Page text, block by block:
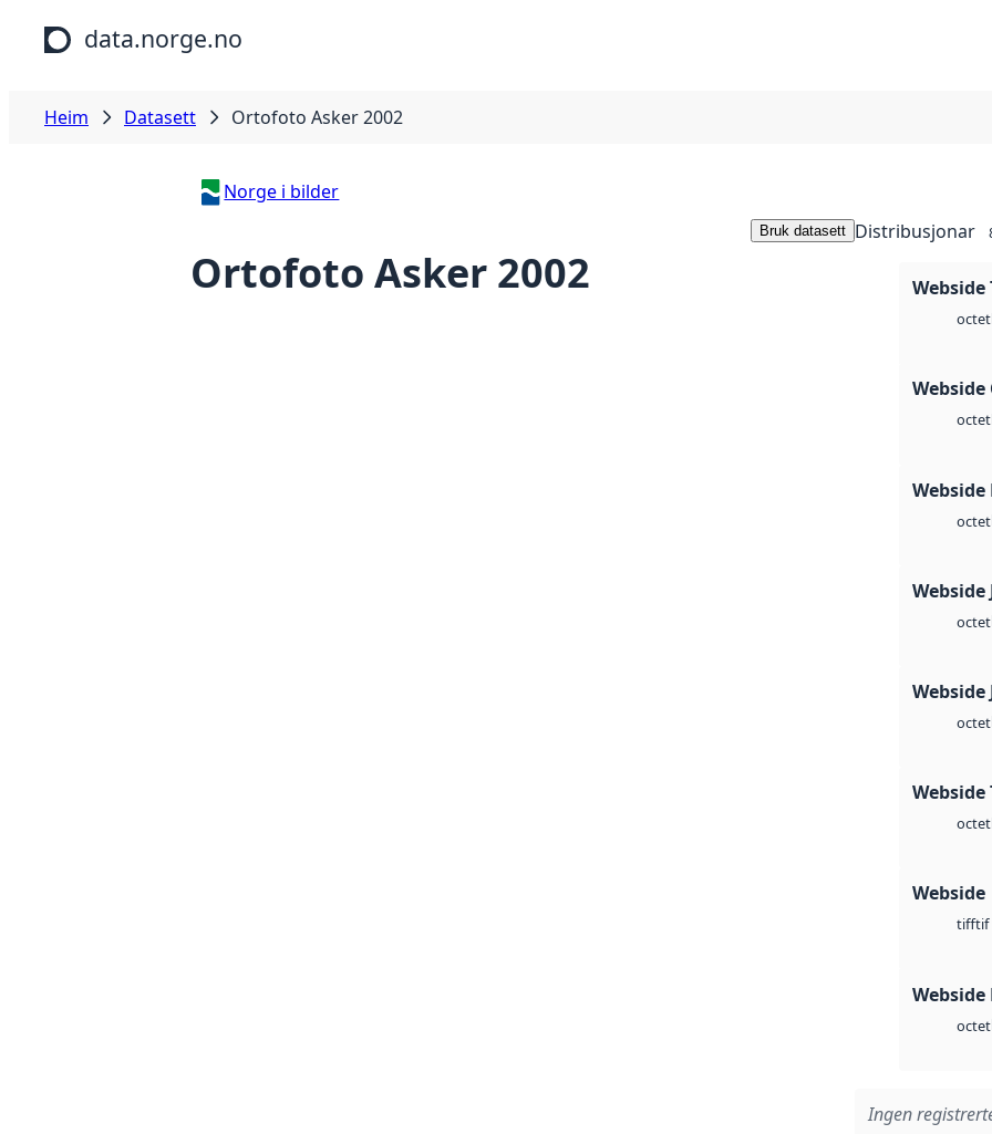
Hopp til hovudinnhald
data.norge.no
Heim Datasett Ortofoto Asker 2002
Norge i bilder
Ortofoto Asker 2002
Bruk datasett Distribusjonar
Webside
octet
Webside
octet
Webside
octet
Webside
octet
Webside
octet
Webside
octet
Webside
tifftif
Webside
octet
Ingen